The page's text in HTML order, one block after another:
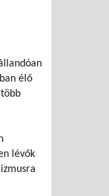
élő
több
lévők